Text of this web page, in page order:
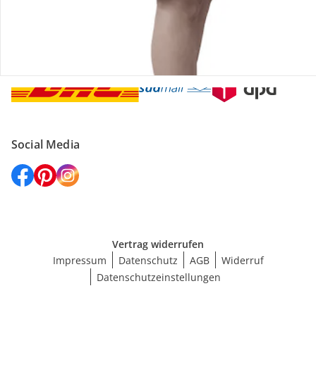
Social Media
Vertrag widerrufen
Impressum
Datenschutz AGB
Widerruf
Datenschutzeinstellungen